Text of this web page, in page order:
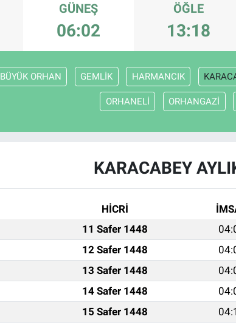
GÜNEŞ
06:02
ÖĞLE
13:18
BÜYÜK ORHAN GEMLİK HARMANCIK
ORHANELİ ORHANGAZİ
KARACABEY
HİCRİ
11 Safer 1448
12 Safer 1448
13 Safer 1448
14 Safer 1448
15 Safer 1448